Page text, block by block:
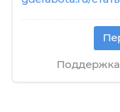
База
gderabota.ru/
Статистика
Актуальные